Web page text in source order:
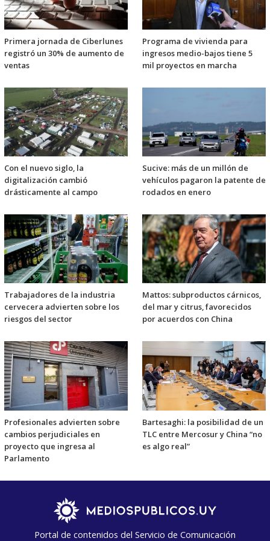
Primera jornada de Ciberlunes
registró un 30% de aumento de
ventas
Programa de vivienda para
ingresos medio-bajos tiene 5
mil proyectos en marcha
Con el nuevo siglo, la
digitalización cambió
drásticamente al campo
Sucive: más de un millón de
vehículos pagaron la patente de
rodados en enero
Trabajadores de la industria
cervecera advierten sobre los
riesgos del sector
Mattos: subproductos cárnicos,
del mar y citrus, favorecidos
por acuerdos con China
Profesionales advierten sobre
cambios perjudiciales en
proyecto que ingresa al
Parlamento
Bartesaghi: la posibilidad de un
TLC entre Mercosur y China “no
es algo real”
Portal de contenidos del Servicio de Comunicación